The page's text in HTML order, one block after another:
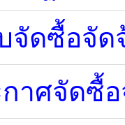
จัดซื้อจัด
าศจัดซื้อ